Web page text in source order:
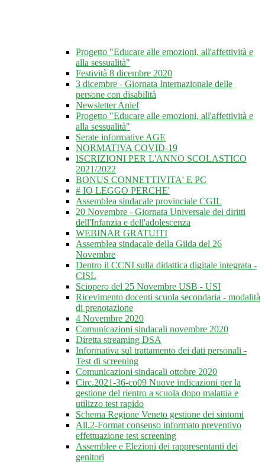
Progetto "Educare alle emozioni, all'affettività e
alla sessualità"
Festività 8 dicembre 2020
3 dicembre - Giornata Internazionale delle
persone con disabilità
Newsletter Anief
Progetto "Educare alle emozioni, all'affettività e
alla sessualità"
Serate informative AGE
NORMATIVA COVID-19
ISCRIZIONI PER L'ANNO SCOLASTICO
2021/2022
BONUS CONNETTIVITA' E PC
# IO LEGGO PERCHE'
Assemblea sindacale provinciale CGIL
20 Novembre - Giornata Universale dei diritti
dell'Infanzia e dell'adolescenza
WEBINAR GRATUITI
Assemblea sindacale della Gilda del 26
Novembre
Dentro il CCNI sulla didattica digitale integrata -
CISL
Sciopero del 25 Novembre USB - USI
Ricevimento docenti scuola secondaria - modalità
di prenotazione
4 Novembre 2020
Comunicazioni sindacali novembre 2020
Diretta streaming DSA
Informativa sul trattamento dei dati personali -
Test di screening
Comunicazioni sindacali ottobre 2020
Circ.2021-36-co09 Nuove indicazioni per la
gestione del rientro a scuola dopo malattia e
utilizzo test rapido
Schema Regione Veneto gestione dei sintomi
All.2-Format consenso informato preventivo
effettuazione test screening
Assemblee e Elezioni dei rappresentanti dei
genitori